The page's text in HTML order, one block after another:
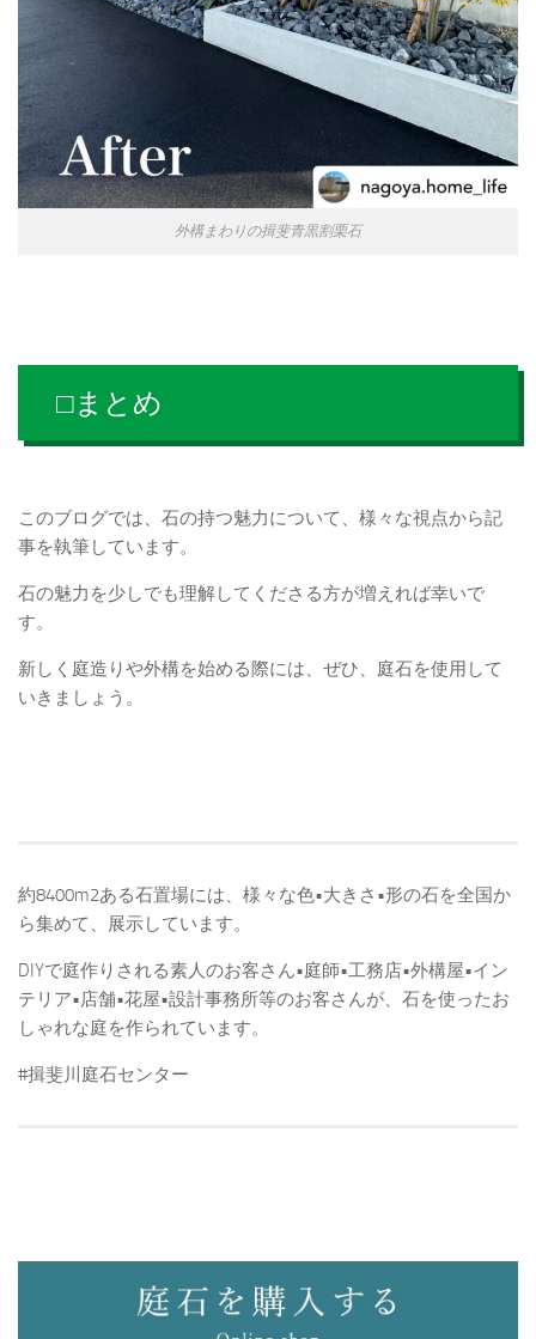
外構まわりの揖斐青黒割栗石
□まとめ
このブログでは、石の持つ魅力について、様々な視点から記
事を執筆しています。
石の魅力を少しでも理解してくださる方が増えれば幸いで
す。
新しく庭造りや外構を始める際には、ぜひ、庭石を使用して
いきましょう。
約8400m2ある石置場には、様々な色•大きさ•形の石を全国か
ら集めて、展示しています。
DIYで庭作りされる素人のお客さん•庭師•工務店•外構屋•イン
テリア•店舗•花屋•設計事務所等のお客さんが、石を使ったお
しゃれな庭を作られています。
#揖斐川庭石センター